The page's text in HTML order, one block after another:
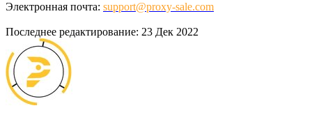
Электронная почта: support@proxy-sale.com
Последнее редактирование: 23 Дек 2022